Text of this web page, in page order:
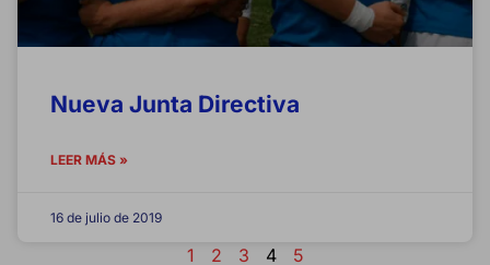
Nueva Junta Directiva
LEER MÁS »
16 de julio de 2019
1 2 3 4 5